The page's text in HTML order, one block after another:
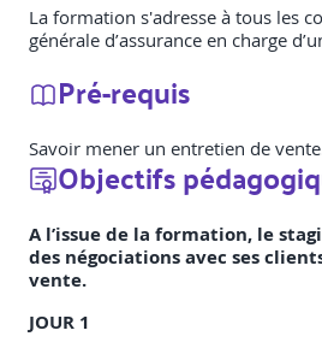
La formation s'adresse à tous les
générale d’assurance en charge
Pré-requis
Savoir mener un entretien de
Objectifs
A l’issue de la formation, le
des négociations avec ses
vente.
JOUR 1